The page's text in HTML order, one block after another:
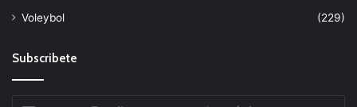
Voleybol
(229)
Subscribete